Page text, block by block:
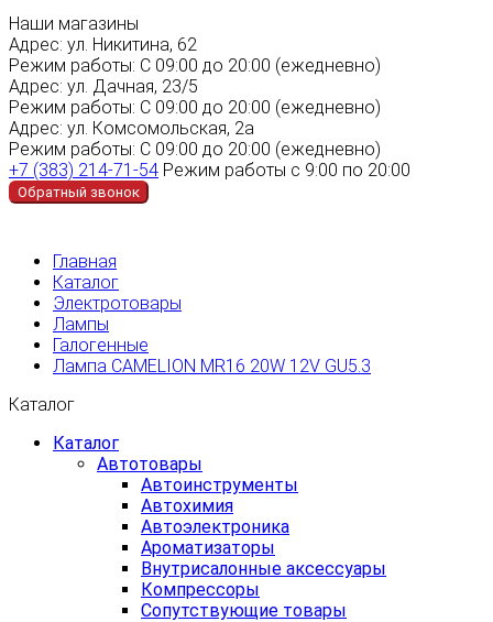
Наши магазины
Адрес: ул. Никитина, 62
Режим работы: С 09:00 до 20:00 (ежедневно)
Адрес: ул. Дачная, 23/5
Режим работы: С 09:00 до 20:00 (ежедневно)
Адрес: ул. Комсомольская, 2а
Режим работы: С 09:00 до 20:00 (ежедневно)
+7 (383) 214-71-54 Режим работы с 9:00 по 20:00
Обратный звонок
Главная
Каталог
Электротовары
Лампы
Галогенные
Лампа CAMELION MR16 20W 12V GU5.3
Каталог
Каталог
Автотовары
Автоинструменты
Автохимия
Автоэлектроника
Ароматизаторы
Внутрисалонные аксессуары
Компрессоры
Сопутствующие товары